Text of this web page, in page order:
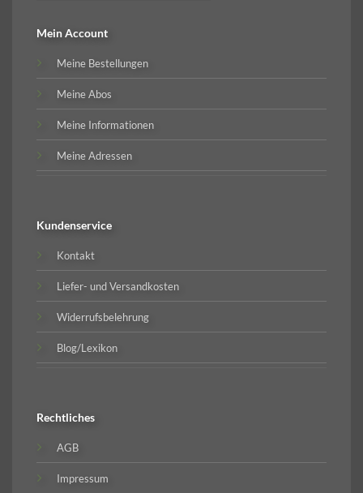
Mein Account
Meine Bestellungen
Meine Abos
Meine Informationen
Meine Adressen
Kundenservice
Kontakt
Liefer- und Versandkosten
Widerrufsbelehrung
Blog/Lexikon
Rechtliches
AGB
Impressum